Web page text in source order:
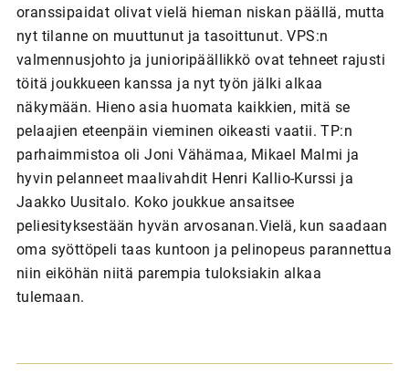
oranssipaidat olivat vielä hieman niskan päällä, mutta
nyt tilanne on muuttunut ja tasoittunut. VPS:n
valmennusjohto ja junioripäällikkö ovat tehneet rajusti
töitä joukkueen kanssa ja nyt työn jälki alkaa
näkymään. Hieno asia huomata kaikkien, mitä se
pelaajien eteenpäin vieminen oikeasti vaatii. TP:n
parhaimmistoa oli Joni Vähämaa, Mikael Malmi ja
hyvin pelanneet maalivahdit Henri Kallio-Kurssi ja
Jaakko Uusitalo. Koko joukkue ansaitsee
peliesityksestään hyvän arvosanan.Vielä, kun saadaan
oma syöttöpeli taas kuntoon ja pelinopeus parannettua
niin eiköhän niitä parempia tuloksiakin alkaa
tulemaan.